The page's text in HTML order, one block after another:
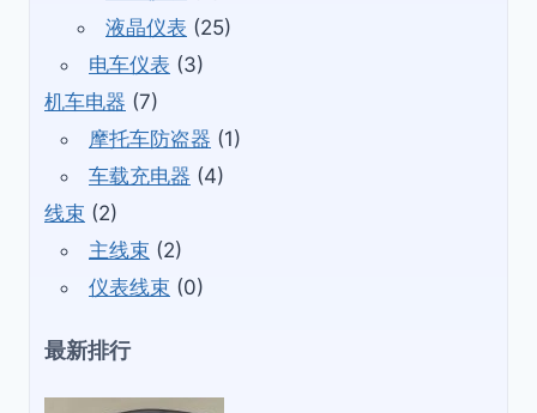
液晶仪表 (25)
电车仪表 (3)
机车电器 (7)
摩托车防盗器 (1)
车载充电器 (4)
线束 (2)
主线束 (2)
仪表线束 (0)
最新排行